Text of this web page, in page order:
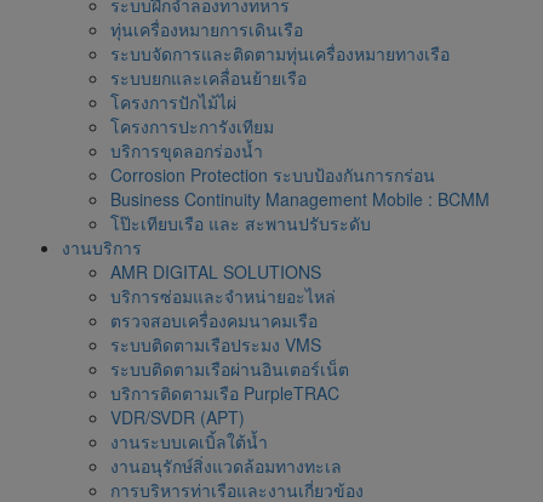
ทุ่นเครื่องหมายการเดินเรือ
ระบบจัดการและติดตามทุ่นเครื่องหมายทางเรือ
ระบบยกและเคลื่อนย้ายเรือ
โครงการปักไม้ไผ่
โครงการปะการังเทียม
บริการขุดลอกร่องน้ำ
Corrosion Protection ระบบป้องกันการกร่อน
Business Continuity Management Mobile : BCMM
โป๊ะเทียบเรือ และ สะพานปรับระดับ
งานบริการ
AMR DIGITAL SOLUTIONS
บริการซ่อมและจำหน่ายอะไหล่
ตรวจสอบเครื่องคมนาคมเรือ
ระบบติดตามเรือประมง VMS
ระบบติดตามเรือผ่านอินเตอร์เน็ต
บริการติดตามเรือ PurpleTRAC
VDR/SVDR (APT)
งานระบบเคเบิ้ลใต้น้ำ
งานอนุรักษ์สิ่งแวดล้อมทางทะเล
การบริหารท่าเรือและงานเกี่ยวข้อง